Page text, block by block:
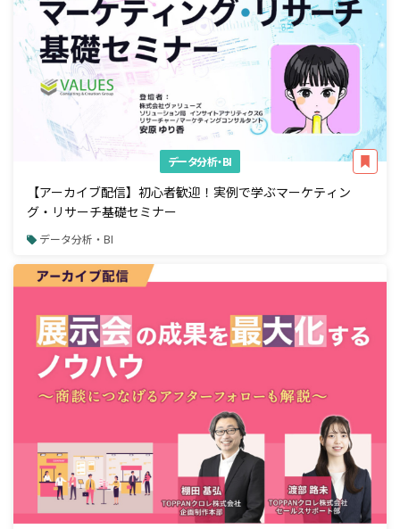
データ分析・BI
【アーカイブ配信】初心者歓迎！実例で学ぶマーケティン
グ・リサーチ基礎セミナー
データ分析・BI